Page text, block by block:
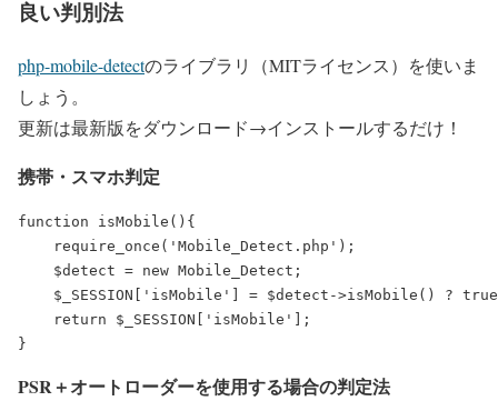
良い判別法
php-mobile-detectのライブラリ（MITライセンス）を使いま
しょう。
更新は最新版をダウンロード→インストールするだけ！
携帯・スマホ判定
function isMobile(){
    require_once('Mobile_Detect.php');
    $detect = new Mobile_Detect;
$_SESSION['isMobile'] = $detect->isMobile() ?
    return $_SESSION['isMobile'];
PSR＋オートローダーを使用する場合の判定法